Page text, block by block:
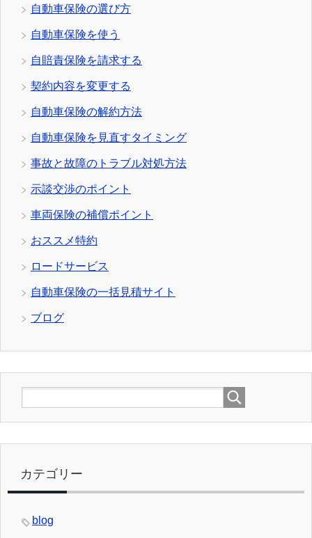
自動車保険の選び方
自動車保険を使う
自賠責保険を請求する
契約内容を変更する
自動車保険の解約方法
自動車保険を見直すタイミング
事故と故障のトラブル対処方法
示談交渉のポイント
車両保険の補償ポイント
おススメ特約
ロードサービス
自動車保険の一括見積サイト
ブログ
カテゴリー
blog